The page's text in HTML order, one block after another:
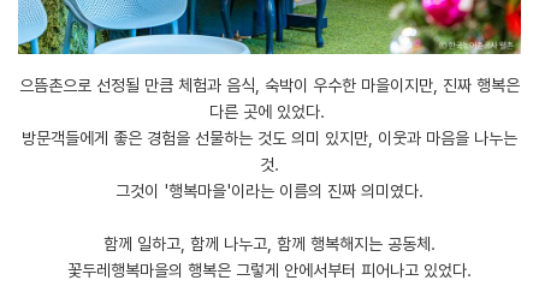
으뜸촌으로 선정될 만큼 체험과 음식, 숙박이 우수한 마을이지만, 진짜 행복은
다른 곳에 있었다.
방문객들에게 좋은 경험을 선물하는 것도 의미 있지만, 이웃과 마음을 나누는
것.
그것이 '행복마을'이라는 이름의 진짜 의미였다.
함께 일하고, 함께 나누고, 함께 행복해지는 공동체.
꽃두레행복마을의 행복은 그렇게 안에서부터 피어나고 있었다.